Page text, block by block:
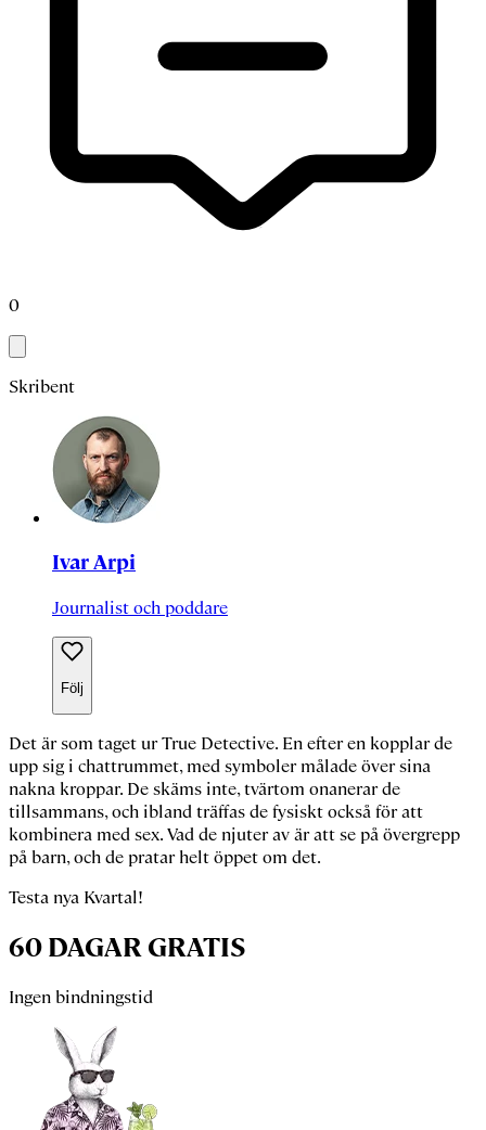
0
Skribent
Ivar Arpi
Journalist och poddare
Följ
Det är som tageturTrue Detective. En efter en kopplar de
upp sig i chattrummet, med symboler målade över sina
nakna kroppar. De skäms inte, tvärtom onanerar de
tillsammans, och ibland träffas de fysiskt också för att
kombinera med sex. Vad de njuter av är att se på övergrepp
på barn, och de pratar helt öppet om det.
Testa nya Kvartal!
60 DAGAR GRATIS
Ingen bindningstid